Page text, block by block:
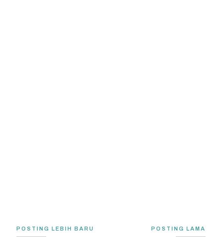
POSTING LEBIH BARU POSTING LAMA